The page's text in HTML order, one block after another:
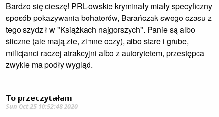
Bardzo się cieszę! PRL-owskie kryminały miały specyficzny
sposób pokazywania bohaterów, Barańczak swego czasu z
tego szydził w "Książkach najgorszych". Panie są albo
śliczne (ale mają złe, zimne oczy), albo stare i grube,
milicjanci raczej atrakcyjni albo z autorytetem, przestępca
zwykle ma podły wygląd.
To przeczytałam
Sun Oct 25 10:52:48 2020